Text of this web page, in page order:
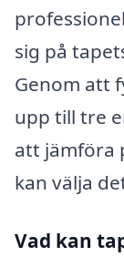
sig på
Genom att
upp till tre
att jämföra
kan välja
Vad kan